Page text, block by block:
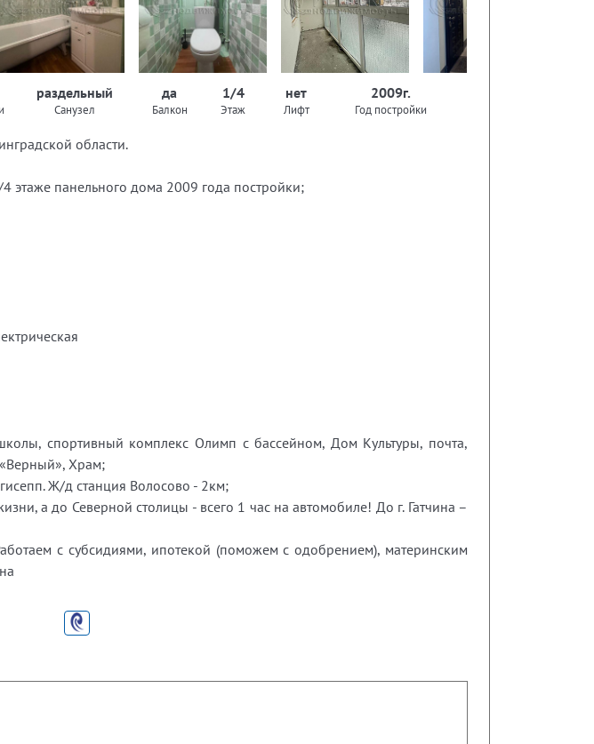
раздельный
Санузел
да
Балкон
1/4
Этаж
нет
Лифт
2009г.
Год постройки
области.
панельного дома 2009 года постройки;
спортивный комплекс Олимп с бассейном, Дом Культуры, почта,
Храм;
Ж/д станция Волосово - 2км;
а до Северной столицы - всего 1 час на автомобиле! До г. Гатчина –
с субсидиями, ипотекой (поможем с одобрением), материнским